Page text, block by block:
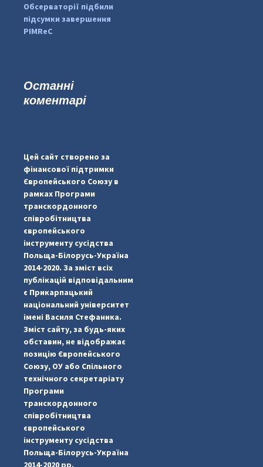
pimrec_project
#PipIvanToday
pimrec_project
Обсерваторії підбили
підсумки завершення
PIMReC
Останні
коментарі
Цей сайт створено за
фінансової підтримки
Європейського Союзу в
рамках Програми
транскордонного
співробітництва
європейського
інструменту сусідства
Польща-Білорусь-Україна
2014-2020. За зміст всіх
публікацій відповідальним
є Прикарпацький
національний університет
імені Василя Стефаника.
Зміст сайту, за будь-яких
обставин, не відображає
позицію Європейського
Союзу, ОУ або Спільного
технічного секретаріату
Програми
транскордонного
співробітництва
європейського
інструменту сусідства
Польща-Білорусь-Україна
2014-2020 рр.